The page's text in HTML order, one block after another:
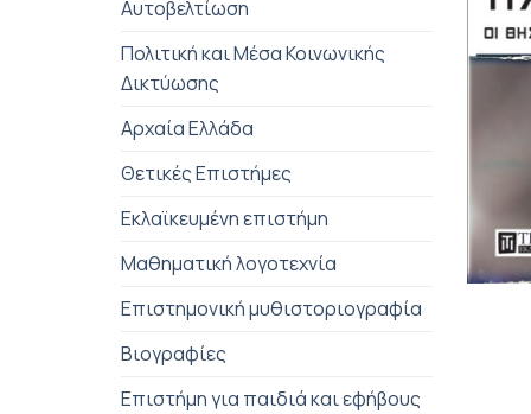
Αυτοβελτίωση
Πολιτική και Μέσα Κοινωνικής
Δικτύωσης
Αρχαία Ελλάδα
Θετικές Επιστήμες
Εκλαϊκευμένη επιστήμη
Μαθηματική λογοτεχνία
Επιστημονική μυθιστοριογραφία
Βιογραφίες
Επιστήμη για παιδιά και εφήβους
+